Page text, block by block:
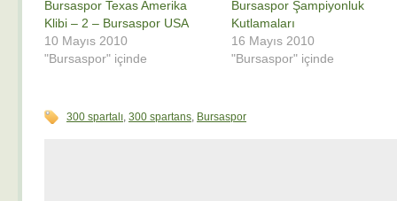
Bursaspor Texas Amerika
Klibi – 2 – Bursaspor USA
10 Mayıs 2010
"Bursaspor" içinde
Bursaspor Şampiyonluk
Kutlamaları
16 Mayıs 2010
"Bursaspor" içinde
300 spartalı, 300 spartans, Bursaspor